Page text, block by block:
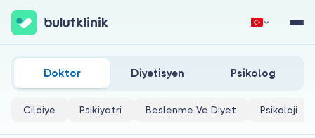
Hemen Kaydol Giriş Yap
Akciğer Kisti Doktorları
Doktor Diyetisyen Psikolog
Cildiye Psikiyatri Beslenme Ve Diyet Psikoloji